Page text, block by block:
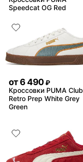
Speedcat OG Red
от6 490 ₽
Кроссовки PUMA Club
Retro Prep White Grey
Green